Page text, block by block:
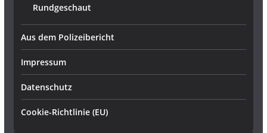
Rundgeschaut
Aus dem Polizeibericht
Impressum
Datenschutz
Cookie-Richtlinie (EU)